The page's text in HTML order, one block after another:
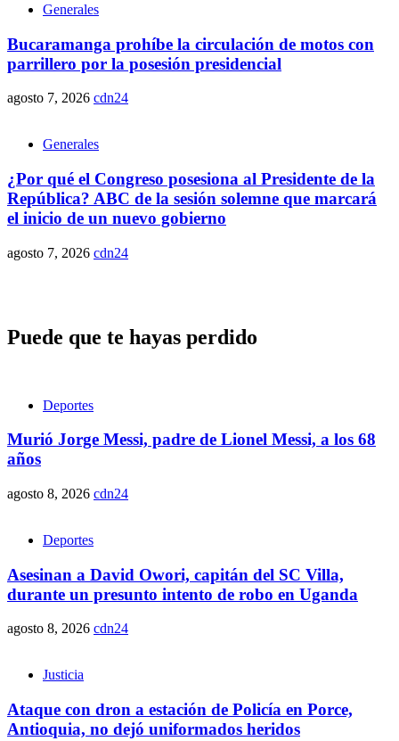
Generales
Bucaramanga prohíbe la circulación de motos con
parrillero por la posesión presidencial
agosto 7, 2026 cdn24
Generales
¿Por qué el Congreso posesiona al Presidente de la
República? ABC de la sesión solemne que marcará
el inicio de un nuevo gobierno
agosto 7, 2026 cdn24
Puede que te hayas perdido
Deportes
Murió Jorge Messi, padre de Lionel Messi, a los 68
años
agosto 8, 2026 cdn24
Deportes
Asesinan a David Owori, capitán del SC Villa,
durante un presunto intento de robo en Uganda
agosto 8, 2026 cdn24
Justicia
Ataque con dron a estación de Policía en Porce,
Antioquia, no dejó uniformados heridos